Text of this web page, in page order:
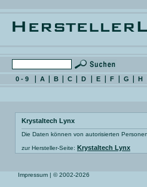
0 - 9 A B C D E F G H
Krystaltech Lynx
Die Daten können von autorisierten
zur Hersteller-Seite: Krystaltech Lynx
Impressum | © 2002-2026